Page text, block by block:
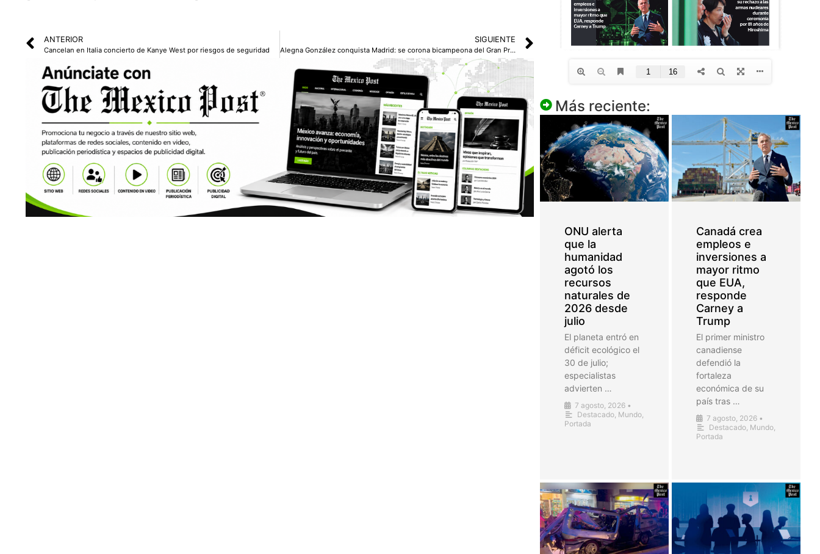
ANTERIOR
Cancelan en Italia concierto de Kanye West por riesgos de seguridad
SIGUIENTE
Alegna González conquista Madrid: se corona bicampeona del Gran Premio de Marcha
Más reciente:
ONU alerta
que la
humanidad
agotó los
recursos
naturales de
2026 desde
julio
El planeta entró en
déficit ecológico el
30 de julio;
especialistas
advierten …
7 agosto, 2026 •
Destacado Mundo
Portada
Canadá crea
empleos e
inversiones a
mayor ritmo
que EUA,
responde
Carney a
Trump
El primer ministro
canadiense
defendió la
fortaleza
económica de su
país tras …
7 agosto, 2026 •
Destacado Mundo
Portada